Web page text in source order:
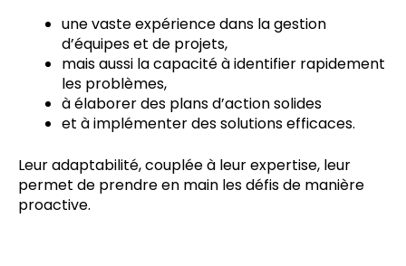
une vaste expérience dans la gestion
d’équipes et de projets,
mais aussi la capacité à identifier rapidement
les problèmes,
à élaborer des plans d’action solides
et à implémenter des solutions efficaces.
Leur adaptabilité, couplée à leur expertise, leur
permet de prendre en main les défis de manière
proactive.